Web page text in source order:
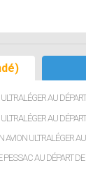
AU
AU
AVION ULTRALÉGER
AU DÉPART